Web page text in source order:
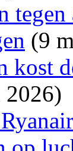
(9
kost
2026)